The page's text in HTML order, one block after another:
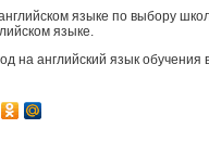
языке по выбору
языке.
на английский язык